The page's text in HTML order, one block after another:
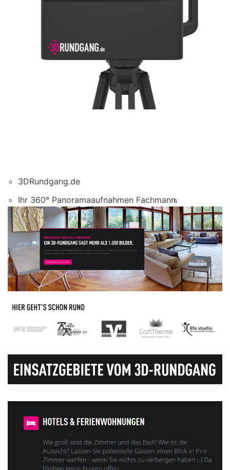
3DRundgang.de
Ihr 360° Panoramaaufnahmen Fachmann.